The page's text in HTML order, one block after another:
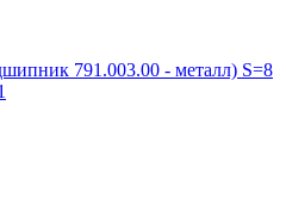
791.003.00 - металл) S=8